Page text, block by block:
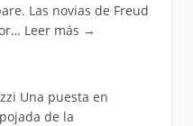
Las novias de Freud
Leer más →
Una puesta en
de la